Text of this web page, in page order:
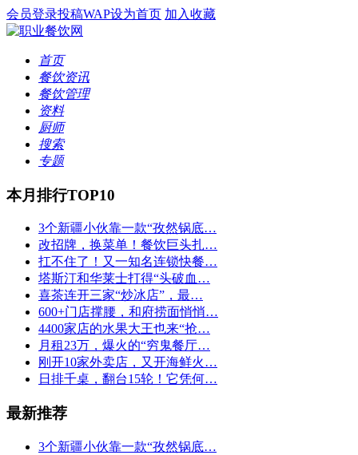
会员登录投稿WAP设为首页 加入收藏
首页
餐饮资讯
餐饮管理
资料
厨师
搜索
专题
本月排行TOP10
3个新疆小伙靠一款“孜然锅底…
改招牌，换菜单！餐饮巨头扎…
扛不住了！又一知名连锁快餐…
塔斯汀和华莱士打得“头破血…
喜茶连开三家“炒冰店”，最…
600+门店撑腰，和府捞面悄悄…
4400家店的水果大王也来“抢…
月租23万，爆火的“穷鬼餐厅…
刚开10家外卖店，又开海鲜火…
日排千桌，翻台15轮！它凭何…
最新推荐
3个新疆小伙靠一款“孜然锅底…